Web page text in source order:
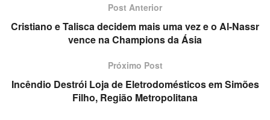
Post Anterior
Cristiano e Talisca decidem mais uma vez e o Al-Nassr
vence na Champions da Ásia
Próximo Post
Incêndio Destrói Loja de Eletrodomésticos em Simões
Filho, Região Metropolitana